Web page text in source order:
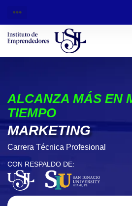
ALCANZA MÁS EN
TIEMPO
MARKETING
Carrera Técnica Profesional
CON RESPALDO DE: